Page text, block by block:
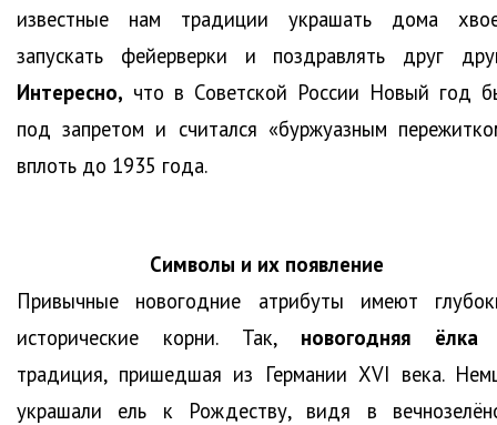
известные нам традиции украшать дома
запускать фейерверки и поздравлять друг
Интересно, что в Советской России Новый год
под запретом и считался «буржуазным
вплоть до 1935 года.
Символы и их появление
Привычные новогодние атрибуты имеют
исторические корни. Так, новогодняя
традиция, пришедшая из Германии XVI века.
украшали ель к Рождеству, видя в